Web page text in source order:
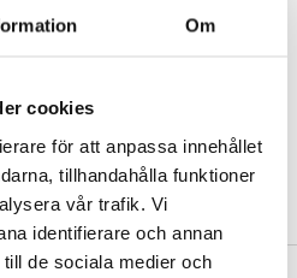
Om
cookies
för att anpassa innehållet
tillhandahålla funktioner
vår trafik. Vi
identifierare och annan
de sociala medier och